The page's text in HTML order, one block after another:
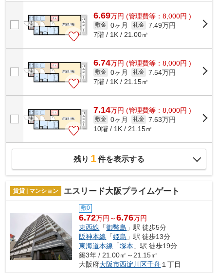
6.69万円 (管理費等：8,000円 )
敷金 0ヶ月 礼金 7.49万円
7階 / 1K / 21.00㎡
6.74万円 (管理費等：8,000円 )
敷金 0ヶ月 礼金 7.54万円
7階 / 1K / 21.15㎡
7.14万円 (管理費等：8,000円 )
敷金 0ヶ月 礼金 7.63万円
10階 / 1K / 21.15㎡
残り 1件を表示する
賃貸 | マンション エスリード大阪プライムゲート
敷0
6.72万円～6.76万円
東西線 「御幣島 」駅 徒歩5分
阪神本線 「姫島 」駅 徒歩13分
東海道本線 「塚本 」駅 徒歩19分
築3年 / 21.00㎡～21.15㎡
大阪府大阪市西淀川区千舟 １丁目